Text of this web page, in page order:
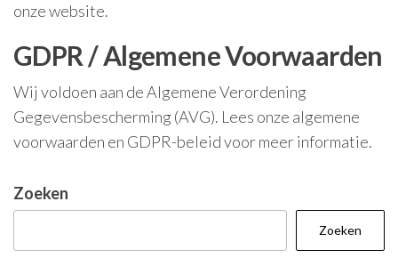
onze website.
GDPR / Algemene Voorwaarden
Wij voldoen aan de Algemene Verordening
Gegevensbescherming (AVG). Lees onze algemene
voorwaarden en GDPR-beleid voor meer informatie.
Zoeken
Zoeken